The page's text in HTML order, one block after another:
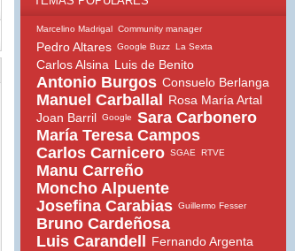
Marcelino Madrigal Community manager
Pedro Altares Google Buzz La Sexta
Carlos Alsina Luis de Benito
Antonio Burgos Consuelo Berlanga
Manuel Carballal
Rosa María Artal
Joan Barril Google
Sara Carbonero
María Teresa Campos
Carlos Carnicero SGAE RTVE
Manu Carreño
Moncho Alpuente
Josefina Carabias Guillermo Fesser
Bruno Cardeñosa
Luis Carandell
Fernando Argenta